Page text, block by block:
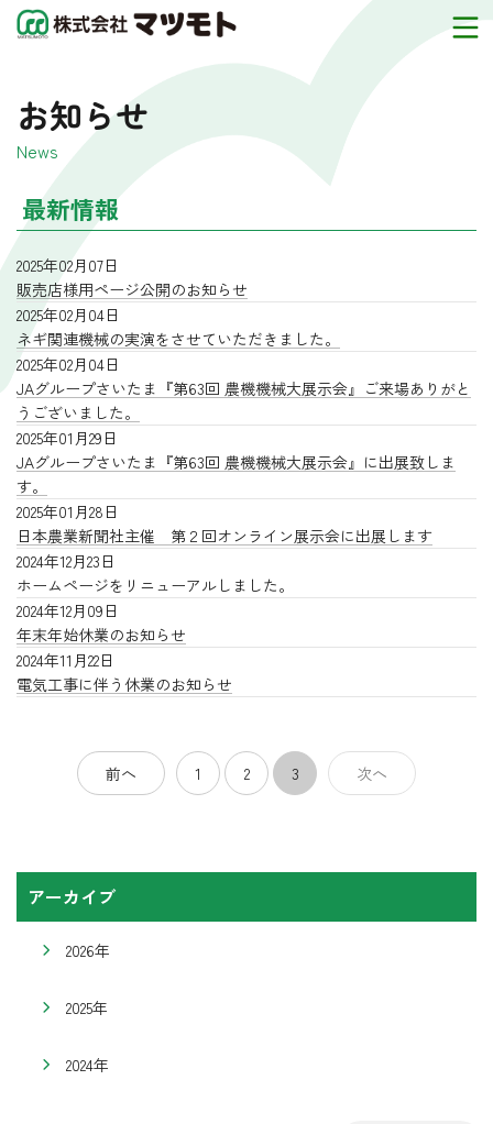
お知らせ
News
最新情報
2025年02月07日
販売店様用ページ公開のお知らせ
2025年02月04日
ネギ関連機械の実演をさせていただきました。
2025年02月04日
JAグループさいたま『第63回 農機機械大展示会』ご来場ありがと
うございました。
2025年01月29日
JAグループさいたま『第63回 農機機械大展示会』に出展致しま
す。
2025年01月28日
日本農業新聞社主催 第２回オンライン展示会に出展します
2024年12月23日
ホームページをリニューアルしました。
2024年12月09日
年末年始休業のお知らせ
2024年11月22日
電気工事に伴う休業のお知らせ
前へ 1 2 3 次へ
アーカイブ
2026年
2025年
2024年